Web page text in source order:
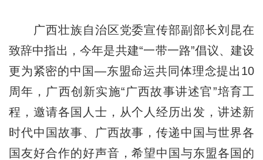
广西壮族自治区党委宣传部副部长刘昆在
致辞中指出，今年是共建“一带一路”倡议、建设
更为紧密的中国—东盟命运共同体理念提出10
周年，广西创新实施“广西故事讲述官”培育工
程，邀请各国人士，从个人经历出发，讲述新
时代中国故事、广西故事，传递中国与世界各
国友好合作的好声音，希望中国与东盟各国的